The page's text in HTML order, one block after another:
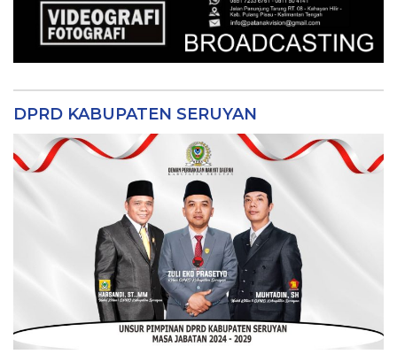
DPRD KABUPATEN SERUYAN